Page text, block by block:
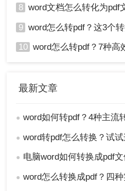
8 word文档怎么转化为pdf文档？3 种实用
9 word怎么转pdf？这3个
10 word怎么转pdf？7种高
最新文章
● word如何转pdf？4种主流
● word转pdf怎么转换？试
● 电脑word如何转换成pdf文件？揭秘4大
● word怎么转换成pdf？四种实用方法对